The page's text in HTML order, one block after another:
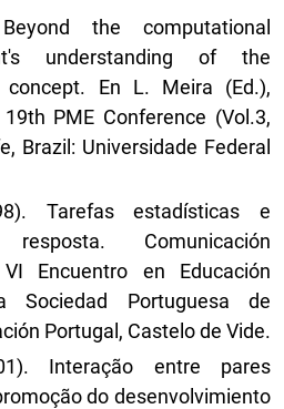
the computational
understanding of the
concept. En L. Meira (Ed.),
PME Conference (Vol.3,
Brazil: Universidade Federal
Tarefas estadísticas e
Comunicación
Encuentro en Educación
Sociedad Portuguesa de
Portugal, Castelo de Vide.
Interação entre pares
do desenvolvimiento